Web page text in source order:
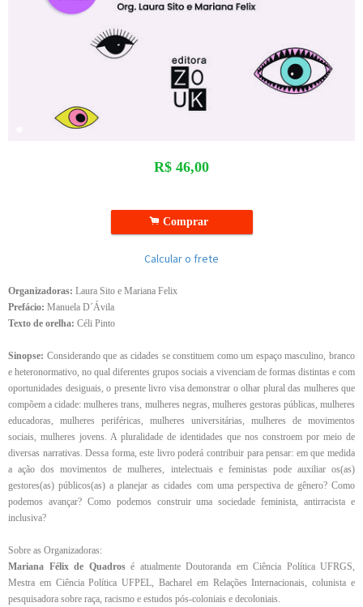
R$ 46,00
.Comprar
Calcular o frete
Organizadoras: Laura Sito e Mariana Felix
Prefácio: Manuela D´Ávila
Texto de orelha: Céli Pinto
Sinopse: Considerando que as cidades se constituem como um espaço masculino, branco
e heteronormativo, no qual diferentes grupos sociais a vivenciam de formas distintas e com
oportunidades desiguais, o presente livro visa demonstrar o olhar plural das mulheres que
compõem a cidade: mulheres trans, mulheres negras, mulheres gestoras públicas, mulheres
educadoras, mulheres periféricas, mulheres universitárias, mulheres de movimentos
sociais, mulheres jovens. A pluralidade de identidades que nos constroem por meio de
diversas narrativas. Dessa forma, este livro poderá contribuir para pensar: em que medida
a ação dos movimentos de mulheres, intelectuais e feministas pode auxiliar os(as)
gestores(as) públicos(as) a planejar as cidades com uma perspectiva de gênero? Como
podemos avançar? Como podemos construir uma sociedade feminista, antirracista e
inclusiva?
Sobre as Organizadoras:
Mariana Félix de Quadrosé atualmente Doutoranda em Ciência Política UFRGS,
Mestra em Ciência Política UFPEL, Bacharel em Relações Internacionais, colunista e
pesquisadora sobre raça, racismo e estudos pós-coloniais e decoloniais.